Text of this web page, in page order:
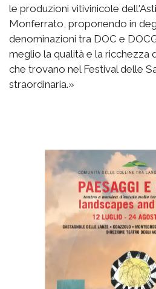
le produzioni vitivinicole
Monferrato, proponendo in
denominazioni tra DOC e
meglio la qualità e la ricchezza
che trovano nel Festival delle
straordinaria.»